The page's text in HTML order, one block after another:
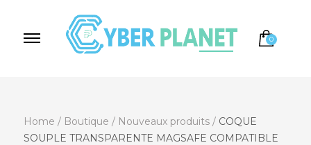
0
Home / Boutique / Nouveaux produits / COQUE
SOUPLE TRANSPARENTE MAGSAFE COMPATIBLE